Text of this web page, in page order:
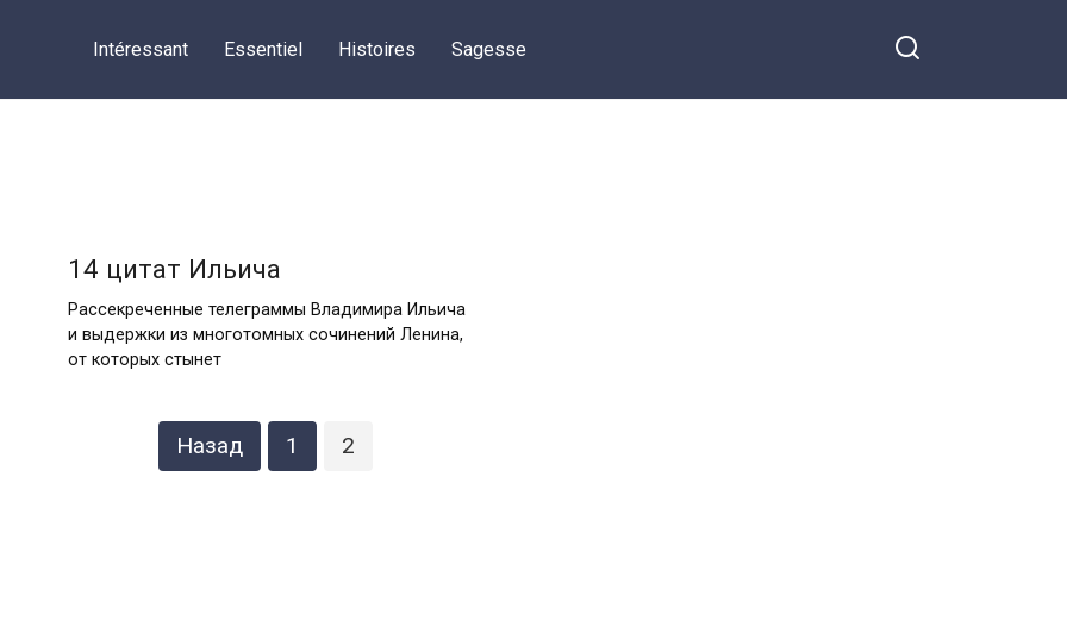
Intéressant Essentiel Histoires Sagesse
14 цитат Ильича
Рассекреченные телеграммы Владимира Ильича
и выдержки из многотомных сочинений Ленина,
от которых стынет
Назад 1 2